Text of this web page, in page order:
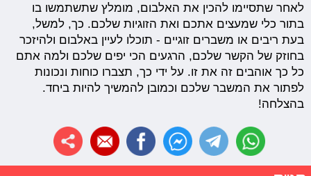
לאחר שתסיימו להכין את האלבום, מומלץ שתשתמשו בו
בתור כלי שמעצים אתכם ואת הזוגיות שלכם. כך, למשל,
בעת ריבים או משברים זוגיים - תוכלו לעיין באלבום ולהיזכר
בחוזק של הקשר שלכם, הרגעים הכי יפים שלכם ולמה אתם
כל כך אוהבים זה את זו. על ידי כך, תצברו כוחות ונכונות
לפתור את המשבר שלכם וכמובן להמשיך להיות ביחד.
בהצלחה!